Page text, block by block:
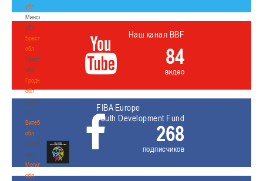
обл
Минская
обл
Брестская
обл
Брестская
обл
Гродненская
обл
Гродненская
обл
Витебская
обл
Витебская
обл
Могилевская
обл
Наш канал BBF
84
видео
FIBA Europe
Youth Development Fund
268
подписчиков